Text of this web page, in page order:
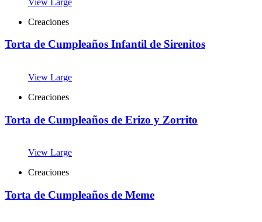
Creaciones
Torta de Cumpleaños Infantil de Sirenitos
View Large
Creaciones
Torta de Cumpleaños de Erizo y Zorrito
View Large
Creaciones
Torta de Cumpleaños de Meme